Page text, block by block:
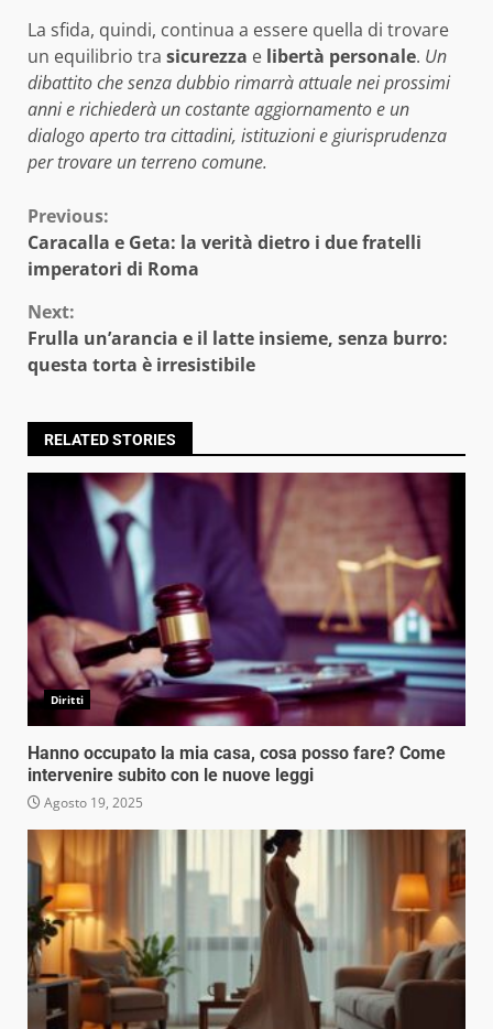
La sfida, quindi, continua a essere quella di trovare
un equilibrio tra sicurezza e libertà personale. Un
dibattito che senza dubbio rimarrà attuale nei prossimi
anni e richiederà un costante aggiornamento e un
dialogo aperto tra cittadini, istituzioni e giurisprudenza
per trovare un terreno comune.
Continue
Reading
Previous:
Caracalla e Geta: la verità dietro i due fratelli
imperatori di Roma
Next:
Frulla un’arancia e il latte insieme, senza burro:
questa torta è irresistibile
RELATED STORIES
Diritti
Hanno occupato la mia casa, cosa posso fare? Come
intervenire subito con le nuove leggi
Agosto 19, 2025